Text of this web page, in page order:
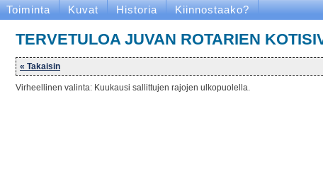
Toiminta Kuvat Historia Kiinnostaako?
TERVETULOA JUVAN ROTARIEN
« Takaisin
Virheellinen valinta: Kuukausi sallittujen rajojen ulkopuolella.